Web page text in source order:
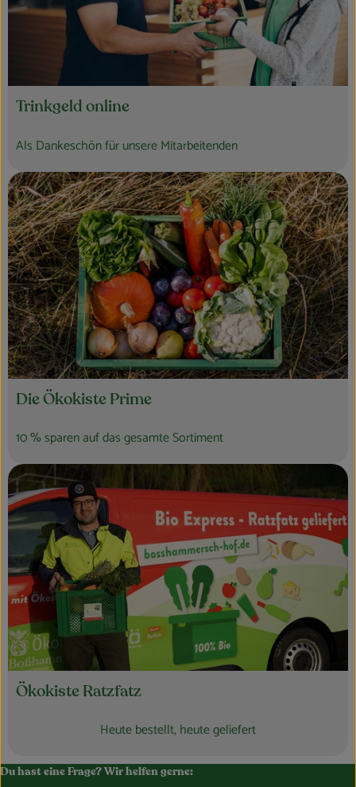
Trinkgeld online
Als Dankeschön für unsere Mitarbeitenden
Die Ökokiste Prime
10 % sparen auf das gesamte Sortiment
Ökokiste Ratzfatz
Heute bestellt, heute geliefert
Du hast eine Frage? Wir helfen gerne: